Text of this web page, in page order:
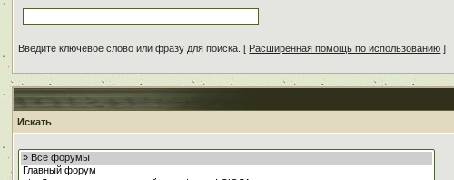
Введите ключевое слово или фразу для поиска. [ Расширенная помощь по использованию ]
Искать